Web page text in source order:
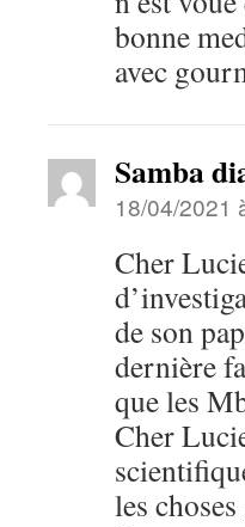
bonne
avec
Samba
18/04/2021
Cher
de son
dernière
que les
Cher
les